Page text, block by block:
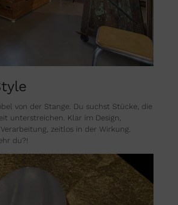
von der Stange. Du suchst Stücke, die
unterstreichen. Klar im Design,
zeitlos in der Wirkung.
du?!